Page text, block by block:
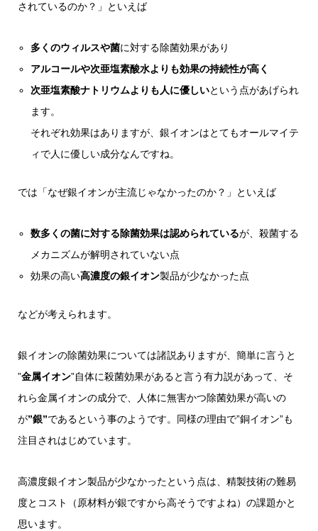
されているのか？」といえば
多くのウィルスや菌に対する除菌効果があり
アルコールや次亜塩素酸水よりも効果の持続性が高く
次亜塩素酸ナトリウムよりも人に優しいという点があげられ
ます。
それぞれ効果はありますが、銀イオンはとてもオールマイテ
ィで人に優しい成分なんですね。
では「なぜ銀イオンが主流じゃなかったのか？」といえば
数多くの菌に対する除菌効果は認められているが、殺菌する
メカニズムが解明されていない点
効果の高い高濃度の銀イオン製品が少なかった点
などが考えられます。
銀イオンの除菌効果については諸説ありますが、簡単に言うと
”金属イオン”自体に殺菌効果があると言う有力説があって、そ
れら金属イオンの成分で、人体に無害かつ除菌効果が高いの
が”銀”であるという事のようです。同様の理由で”銅イオン”も
注目されはじめています。
高濃度銀イオン製品が少なかったという点は、精製技術の難易
度とコスト（原材料が銀ですから高そうですよね）の課題かと
思います。